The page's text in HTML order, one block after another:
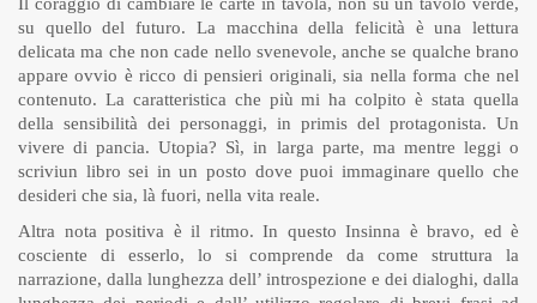
su quello del futuro. La macchina della felicità è una lettura
delicata ma che non cade nello svenevole, anche se qualche brano
appare ovvio è ricco di pensieri originali, sia nella forma che nel
contenuto. La caratteristica che più mi ha colpito è stata quella
della sensibilità dei personaggi, in primis del protagonista. Un
vivere di pancia. Utopia? Sì, in larga parte, ma mentre leggi o
scriviun libro sei in un posto dove puoi immaginare quello che
desideri che sia, là fuori, nella vita reale.
Altra nota positiva è il ritmo. In questo Insinna è bravo, ed è
cosciente di esserlo, lo si comprende da come struttura la
narrazione, dalla lunghezza dell’ introspezione e dei dialoghi, dalla